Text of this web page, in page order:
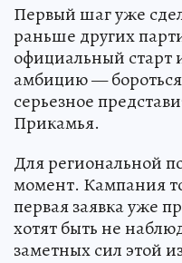
Первый шаг уже
раньше других
официальный старт
амбицию — бороться
серьезное
Прикамья.
Для региональной
момент. Кампания
первая заявка уже
хотят быть не
заметных сил этой